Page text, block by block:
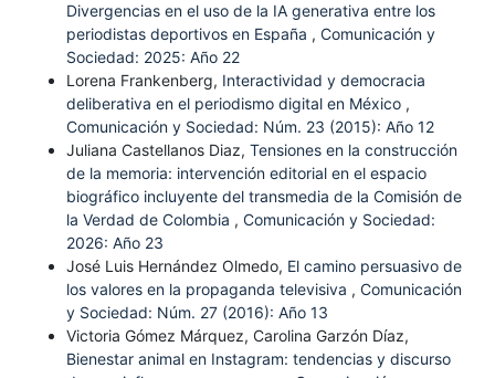
Divergencias en el uso de la IA generativa entre los
periodistas deportivos en España , Comunicación y
Sociedad: 2025: Año 22
Lorena Frankenberg, Interactividad y democracia
deliberativa en el periodismo digital en México ,
Comunicación y Sociedad: Núm. 23 (2015): Año 12
Juliana Castellanos Diaz, Tensiones en la construcción
de la memoria: intervención editorial en el espacio
biográfico incluyente del transmedia de la Comisión de
la Verdad de Colombia , Comunicación y Sociedad:
2026: Año 23
José Luis Hernández Olmedo, El camino persuasivo de
los valores en la propaganda televisiva , Comunicación
y Sociedad: Núm. 27 (2016): Año 13
Victoria Gómez Márquez, Carolina Garzón Díaz,
Bienestar animal en Instagram: tendencias y discurso